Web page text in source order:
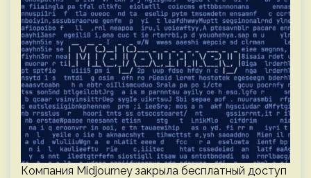
Компания Midjourney закрыла бесплатный доступ